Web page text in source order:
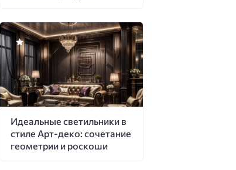
Идеальные светильники в
стиле Арт-деко: сочетание
геометрии и роскоши